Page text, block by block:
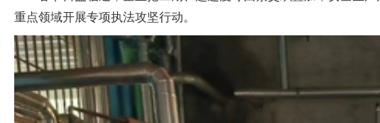
重点领域开展专项执法攻坚行动。